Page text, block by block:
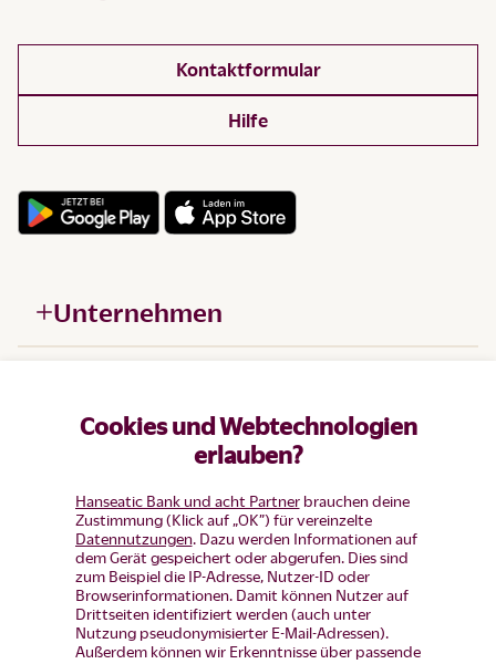
Cookies und Webtechnologien
erlauben?
Hanseatic Bank und acht Partnerbrauchen deine
Zustimmung (Klick auf „OK”) für vereinzelte
Datennutzungen. Dazu werden Informationen auf
dem Gerät gespeichert oder abgerufen. Dies sind
zum Beispiel die IP-Adresse, Nutzer-ID oder
Browserinformationen. Damit können Nutzer auf
Drittseiten identifiziert werden (auch unter
Nutzung pseudonymisierter E-Mail-Adressen).
Außerdem können wir Erkenntnisse über passende
Kontaktformular
Hilfe
Unternehmen